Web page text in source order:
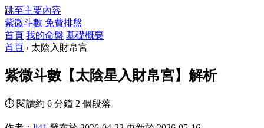
跳至主要內容
紫微斗數 免費排盤
首頁 我的命盤 基礎概要
首頁 › 太陰入財帛宮
紫微斗數【太陰星入財帛宮】解析
⏱ 閱讀約 6 分鐘 2 個段落